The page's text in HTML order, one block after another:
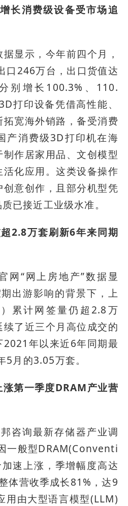
长消费级设备受市场追
显示，今年前四个月，
口246万台，出口货值达
别增长100.3%、110.
打印设备凭借高性能、
宽海外销路，备受消费
产消费级3D打印机在海
作居家用品、文创模型
化应用。这类设备操作
意创作，且部分机型凭
已接近工业级水准。
2.8万套刷新6年来同期
网“网上房地产”数据显
出游影响的背景下，上
累计网签量仍超2.8万
了近三个月高位成交的
年以来近6年同期最
月的3.05万套。
第一季度DRAM产业营
咨询最新存储器产业调
一般型DRAM(Conventi
速上涨，季增幅度高达
体营收季成长81%，达9
用由大型语言模型(LLM)